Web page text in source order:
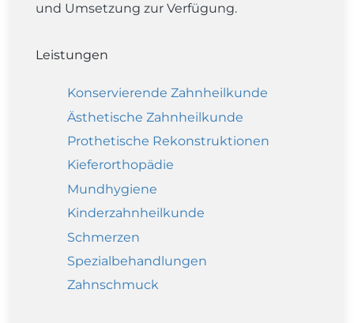
und Umsetzung zur Verfügung.
Leistungen
Konservierende Zahnheilkunde
Ästhetische Zahnheilkunde
Prothetische Rekonstruktionen
Kieferorthopädie
Mundhygiene
Kinderzahnheilkunde
Schmerzen
Spezialbehandlungen
Zahnschmuck